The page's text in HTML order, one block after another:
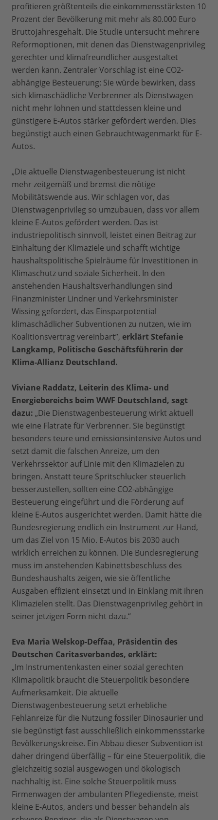
profitieren größtenteils die einkommensstärksten 10
Prozent der Bevölkerung mit mehr als 80.000 Euro
Bruttojahresgehalt. Die Studie untersucht mehrere
Reformoptionen, mit denen das Dienstwagenprivileg
gerechter und klimafreundlicher ausgestaltet
werden kann. Zentraler Vorschlag ist eine CO2-
abhängige Besteuerung: Sie würde bewirken, dass
sich klimaschädliche Verbrenner als Dienstwagen
nicht mehr lohnen und stattdessen kleine und
günstigere E-Autos stärker gefördert werden. Dies
begünstigt auch einen Gebrauchtwagenmarkt für E-
Autos.
„Die aktuelle Dienstwagenbesteuerung ist nicht
mehr zeitgemäß und bremst die nötige
Mobilitätswende aus. Wir schlagen vor, das
Dienstwagenprivileg so umzubauen, dass vor allem
kleine E-Autos gefördert werden. Das ist
industriepolitisch sinnvoll, leistet einen Beitrag zur
Einhaltung der Klimaziele und schafft wichtige
haushaltspolitische Spielräume für Investitionen in
Klimaschutz und soziale Sicherheit. In den
anstehenden Haushaltsverhandlungen sind
Finanzminister Lindner und Verkehrsminister
Wissing gefordert, das Einsparpotential
klimaschädlicher Subventionen zu nutzen, wie im
Koalitionsvertrag vereinbart”, erklärt Stefanie
Langkamp, Politische Geschäftsführerin der
Klima-Allianz Deutschland.
Viviane Raddatz, Leiterin des Klima- und
Energiebereichs beim WWF Deutschland, sagt
dazu: „Die Dienstwagenbesteuerung wirkt aktuell
wie eine Flatrate für Verbrenner. Sie begünstigt
besonders teure und emissionsintensive Autos und
setzt damit die falschen Anreize, um den
Verkehrssektor auf Linie mit den Klimazielen zu
bringen. Anstatt teure Spritschlucker steuerlich
besserzustellen, sollten eine CO2-abhängige
Besteuerung eingeführt und die Förderung auf
kleine E-Autos ausgerichtet werden. Damit hätte die
Bundesregierung endlich ein Instrument zur Hand,
um das Ziel von 15 Mio. E-Autos bis 2030 auch
wirklich erreichen zu können. Die Bundesregierung
muss im anstehenden Kabinettsbeschluss des
Bundeshaushalts zeigen, wie sie öffentliche
Ausgaben effizient einsetzt und in Einklang mit ihren
Klimazielen stellt. Das Dienstwagenprivileg gehört in
seiner jetzigen Form nicht dazu.“
Eva Maria Welskop-Deffaa, Präsidentin des
Deutschen Caritasverbandes, erklärt:
„Im Instrumentenkasten einer sozial gerechten
Klimapolitik braucht die Steuerpolitik besondere
Aufmerksamkeit. Die aktuelle
Dienstwagenbesteuerung setzt erhebliche
Fehlanreize für die Nutzung fossiler Dinosaurier und
sie begünstigt fast ausschließlich einkommensstarke
Bevölkerungskreise. Ein Abbau dieser Subvention ist
daher dringend überfällig – für eine Steuerpolitik, die
gleichzeitig sozial ausgewogen und ökologisch
nachhaltig ist. Eine solche Steuerpolitik muss
Firmenwagen der ambulanten Pflegedienste, meist
kleine E-Autos, anders und besser behandeln als